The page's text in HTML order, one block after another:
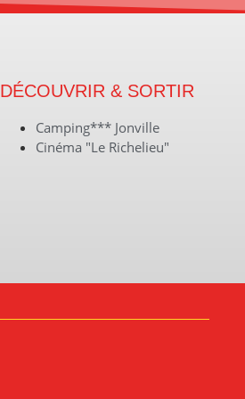
DÉCOUVRIR & SORTIR
Camping*** Jonville
Cinéma "Le Richelieu"